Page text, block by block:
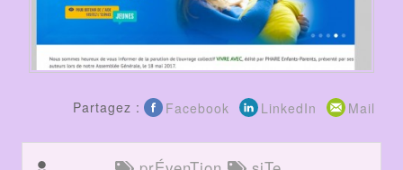
Partagez : Facebook LinkedIn Mail